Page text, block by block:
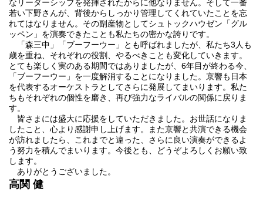
なリーダーシップを発揮されたからに他なりません。そして一番
若い下野さんが、背後からしっかり管理してくれていたことを忘
れてはなりません。その副産物としてシュトックハウゼン「グル
ッペン」を演奏できたことも私たちの密かな誇りです。
「森三中」「ブーフーウー」とも呼ばれましたが、私たち3人も
歳を重ね、それぞれの役割、やるべきことも変化していきます。
とても楽しく実のある期間ではありましたが、6年目が終わる今、
「ブーフーウー」を一度解消することになりました。京響も日本
を代表するオーケストラとしてさらに発展してまいります。私た
ちもそれぞれの個性を磨き、再び強力なライバルの関係に戻りま
す。
皆さまには盛大に応援をしていただきました。お世話になりま
したこと、心より感謝申し上げます。また京響と共演できる機会
が訪れましたら、これまでと違った、さらに良い演奏ができるよ
う努力を積んでまいります。今後とも、どうぞよろしくお願い致
します。
ありがとうございました。
高関 健